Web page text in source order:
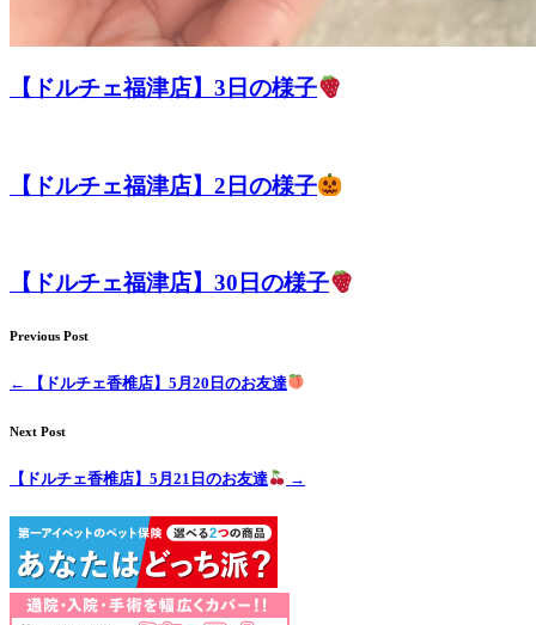
【ドルチェ福津店】3日の様子
【ドルチェ福津店】2日の様子
【ドルチェ福津店】30日の様子
Previous Post
← 【ドルチェ香椎店】5月20日のお友達
Next Post
【ドルチェ香椎店】5月21日のお友達 →